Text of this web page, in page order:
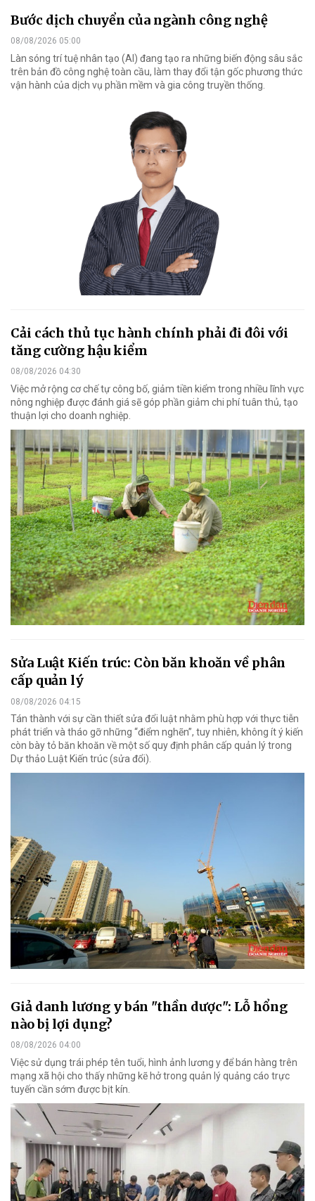
Bước dịch chuyển của ngành công nghệ
08/08/2026 05:00
Làn sóng trí tuệ nhân tạo (AI) đang tạo ra những biến động sâu sắc
trên bản đồ công nghệ toàn cầu, làm thay đổi tận gốc phương thức
vận hành của dịch vụ phần mềm và gia công truyền thống.
Cải cách thủ tục hành chính phải đi đôi với
tăng cường hậu kiểm
08/08/2026 04:30
Việc mở rộng cơ chế tự công bố, giảm tiền kiểm trong nhiều lĩnh vực
nông nghiệp được đánh giá sẽ góp phần giảm chi phí tuân thủ, tạo
thuận lợi cho doanh nghiệp.
Sửa Luật Kiến trúc: Còn băn khoăn về phân
cấp quản lý
08/08/2026 04:15
Tán thành với sự cần thiết sửa đổi luật nhằm phù hợp với thực tiễn
phát triển và tháo gỡ những “điểm nghẽn”, tuy nhiên, không ít ý kiến
còn bày tỏ băn khoăn về một số quy định phân cấp quản lý trong
Dự thảo Luật Kiến trúc (sửa đổi).
Giả danh lương y bán "thần dược": Lỗ hổng
nào bị lợi dụng?
08/08/2026 04:00
Việc sử dụng trái phép tên tuổi, hình ảnh lương y để bán hàng trên
mạng xã hội cho thấy những kẽ hở trong quản lý quảng cáo trực
tuyến cần sớm được bịt kín.